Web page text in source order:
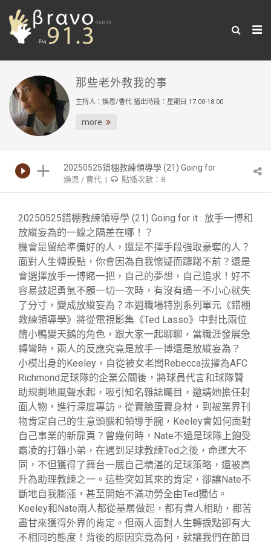
那些老外教我的事
主持人：煥恩/曹代 播出時段：星期日 17:00-18:00
more
20250525錯棚教練領導學 (21) Going for
it : 放手一博和放縱妄為的一線之隔差在
煥恩 / 曹代 | 點播次數：8
20250525錯棚教練領導學 (21) Going for it : 放手一博和
放縱妄為的一線之隔差在哪！？
機會是留給準備好的人，還是不擇手段強取豪奪的人？
面對人生轉捩點，你會因為自我懷疑而躊躇不前？還是
會選擇放手一博賭一把，自己的夢想，自己追求！好不
容易鼓起勇氣不顧一切一次時，有沒有過一不小心就失
了分寸，變成放縱妄為？本週職場特別系列單元《錯棚
教練領導學》將從電視影集《Ted Lasso》中對比兩位
醜小鴨變天鵝的角色，跟大家一起聊聊，當職涯發展急
轉彎時，兩人的反應究竟是放手一博還是放縱妄為？
小模出身的Keeley，自從被女老闆Rebecca拔擢為AFC
Richmond足球隊的企業公關後，將球員代言和球隊贊
助規劃地風聲水起，吸引知名雜誌矚目，邀請她擔任封
面人物，進行深度專訪。從賣臉蛋賣身材，到被業界刊
物肯定自己的生意頭腦和領導手腕，Keeley會如何面對
自己事業的新扉頁？曾幾何時，Nate不過是球隊上飽受
霸凌的打雜小弟，在遇到足球教練Ted之後，命運大不
同，不但獲得了舞台一展自己精湛的足球策略，還被高
升為助理教練之一。這些突如其來的肯定，卻讓Nate不
斷地自我膨漲，甚至開始不滿功勞全由Ted獨佔。
Keeley和Nate兩人都從基層做起，都有貴人相助，都苦
盡甘來獲得外界的肯定。但兩人面對人生轉捩點卻有大
不相同的態度！背後的原因究竟為何，就讓我們在節目